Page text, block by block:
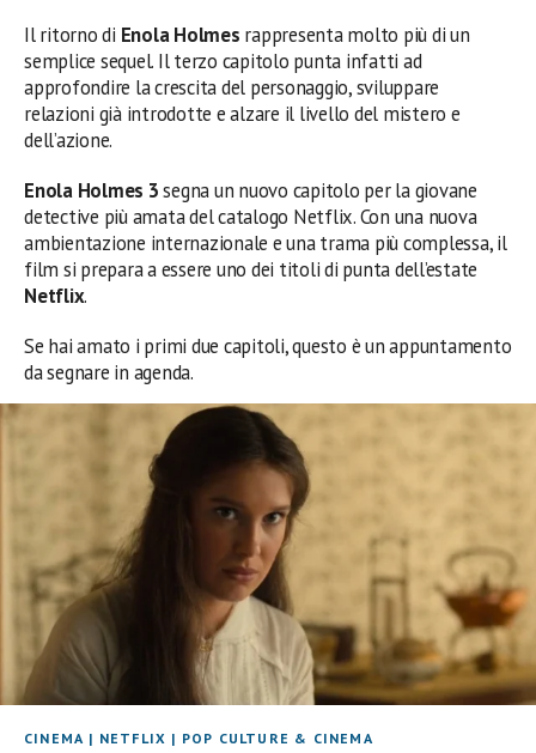
Il ritorno di Enola Holmes rappresenta molto più di un
semplice sequel. Il terzo capitolo punta infatti ad
approfondire la crescita del personaggio, sviluppare
relazioni già introdotte e alzare il livello del mistero e
dell’azione.
Enola Holmes 3segna un nuovo capitolo per la giovane
detective più amata del catalogo Netflix. Con una nuova
ambientazione internazionale e una trama più complessa, il
film si prepara a essere uno dei titoli di punta dell’estate
Netflix.
Se hai amato i primi due capitoli, questo è un appuntamento
da segnare in agenda.
CINEMA | NETFLIX | POP CULTURE & CINEMA